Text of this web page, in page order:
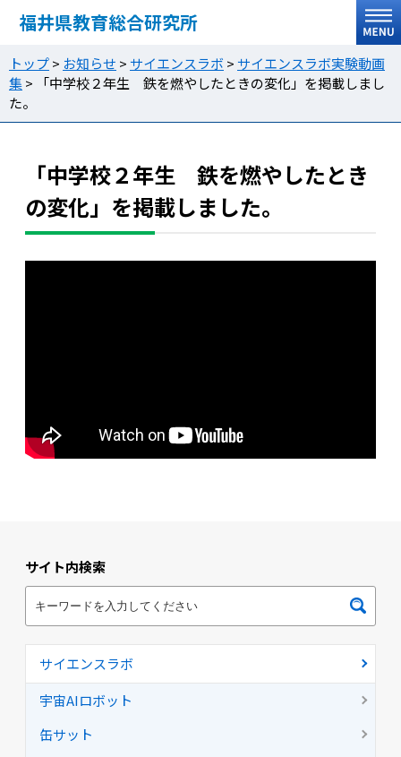
福井県教育総合研究所
トップ> お知らせ > サイエンスラボ > サイエンスラボ実験動画
集>
「中学校２年生 鉄を燃やしたときの変化」を掲載しまし
た。
「中学校２年生 鉄を燃やしたとき
の変化」を掲載しました。
サイト内検索
サイエンスラボ
宇宙AIロボット
缶サット